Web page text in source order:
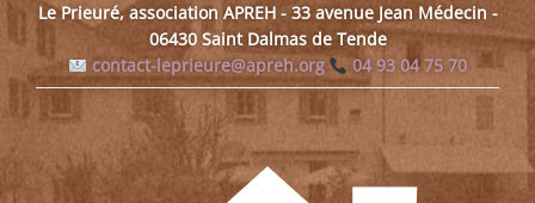
Le Prieuré, association APREH - 33 avenue Jean Médecin -
06430 Saint Dalmas de Tende
contact-leprieure@apreh.org
04 93 04 75 70